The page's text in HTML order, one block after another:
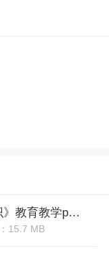
少年先锋队《少先队基本知识》教育教学ppt课件
15.7 MB